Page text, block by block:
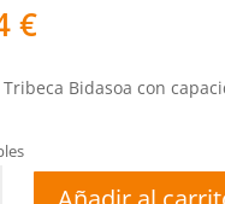
€
Bidasoa con